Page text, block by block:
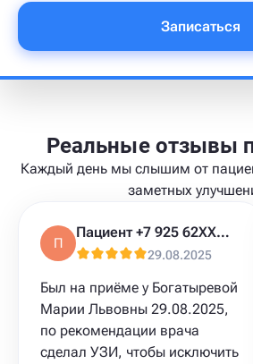
Записаться
Реальные отзывы
Каждый день мы слышим от
заметных
П
Пациент +7 925 62XXXXX
29.08.2025
Был на приёме у Богатыревой
Марии Львовны 29.08.2025,
по рекомендации врача
сделал УЗИ​, чтобы исключить